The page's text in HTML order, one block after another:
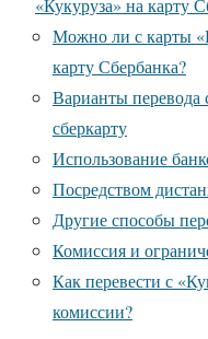
«Кукуруза» на карту
Можно ли с карты
карту Сбербанка?
Варианты перевода
сберкарту
Использование
Посредством
Другие способы
Комиссия и
Как перевести с
комиссии?